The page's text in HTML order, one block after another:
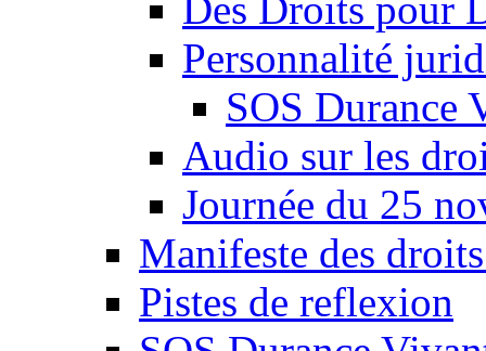
Des Droits pour
Personnalité
SOS Durance
Audio sur les
Journée du 25
Manifeste des
Pistes de reflexion